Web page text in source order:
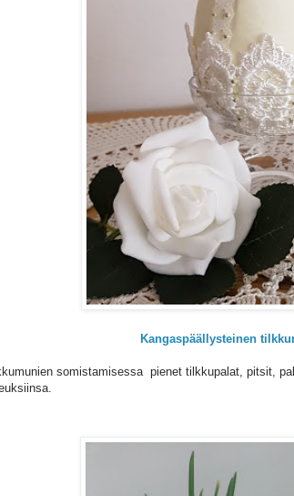
Kangaspäällysteinen
somistamisessa pienet tilkkupalat, pitsit,